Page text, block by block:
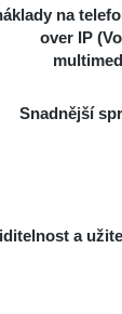
na
over IP
Snadnější
a